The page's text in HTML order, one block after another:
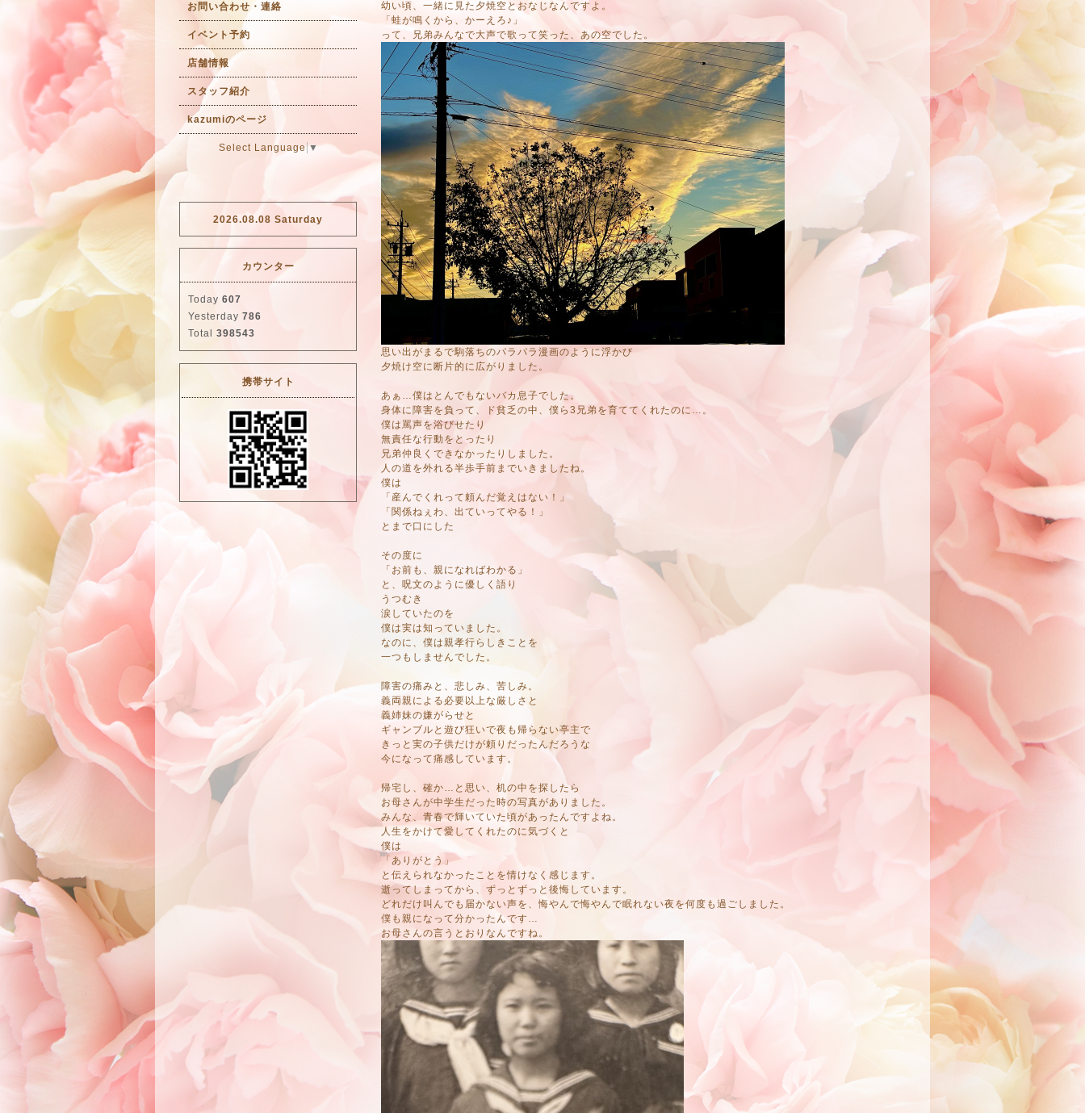
幼い頃、一緒に見た夕焼空とおなじなんですよ。
「蛙が鳴くから、かーえろ♪」
って、兄弟みんなで大声で歌って笑った、あの空でした。
思い出がまるで駒落ちのパラパラ漫画のように浮かび
夕焼け空に断片的に広がりました。
あぁ…僕はとんでもないバカ息子でした。
身体に障害を負って、ド貧乏の中、僕ら3兄弟を育ててくれたのに…。
僕は罵声を浴びせたり
無責任な行動をとったり
兄弟仲良くできなかったりしました。
人の道を外れる半歩手前までいきましたね。
僕は
「産んでくれって頼んだ覚えはない！」
「関係ねぇわ、出ていってやる！」
とまで口にした
その度に
「お前も、親になればわかる」
と、呪文のように優しく語り
うつむき
涙していたのを
僕は実は知っていました。
なのに、僕は親孝行らしきことを
一つもしませんでした。
障害の痛みと、悲しみ、苦しみ。
義両親による必要以上な厳しさと
義姉妹の嫌がらせと
ギャンブルと遊び狂いで夜も帰らない亭主で
きっと実の子供だけが頼りだったんだろうな
今になって痛感しています。
帰宅し、確か…と思い、机の中を探したら
お母さんが中学生だった時の写真がありました。
みんな、青春で輝いていた頃があったんですよね。
人生をかけて愛してくれたのに気づくと
僕は
「ありがとう」
と伝えられなかったことを情けなく感じます。
逝ってしまってから、ずっとずっと後悔しています。
どれだけ叫んでも届かない声を、悔やんで悔やんで眠れない夜を何度も過ごしました。
僕も親になって分かったんです…
お母さんの言うとおりなんですね。
お問い合わせ・連絡
イベント予約
店舗情報
スタッフ紹介
kazumiのページ
Select Language ▼
2026.08.08 Saturday
カウンター
Today 607
Yesterday 786
Total 398543
携帯サイト